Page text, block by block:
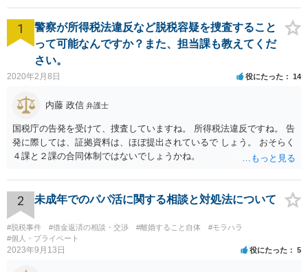
1
警察が所得税法違反など脱税容疑を捜査すること
って可能なんですか？また、担当課も教えてくだ
さい。
2020年2月8日 役にたった 14
内藤 政信 弁護士
国税庁の告発を受けて、捜査していますね。 所得税法違反ですね。 告
発に際しては、証拠資料は、ほぼ提出されているで しょう。 おそらく
４課と２課の合同体制ではないでしょうかね。
2 未成年でのパパ活に関する相談と対処法について
#脱税事件 #借金返済の相談・交渉 #離婚すること自体
#モラハラ
#個人・プライベート
2023年9月13日 役にたった 5